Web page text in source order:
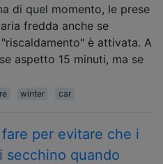
di quel momento, le prese
fredda anche se
è attivata. A
aspetto 15 minuti, ma se
winter car
per evitare che i
secchino quando